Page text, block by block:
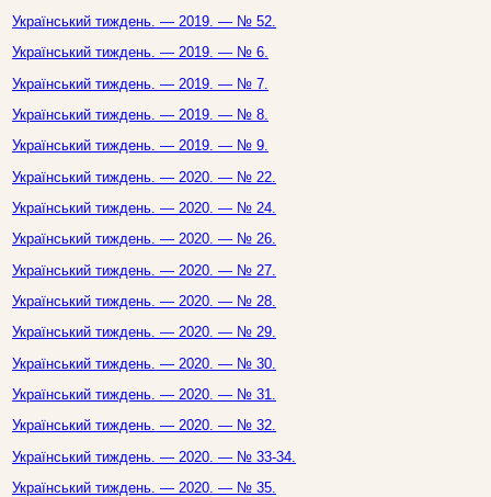
Український тиждень. — 2019. — № 52.
Український тиждень. — 2019. — № 6.
Український тиждень. — 2019. — № 7.
Український тиждень. — 2019. — № 8.
Український тиждень. — 2019. — № 9.
Український тиждень. — 2020. — № 22.
Український тиждень. — 2020. — № 24.
Український тиждень. — 2020. — № 26.
Український тиждень. — 2020. — № 27.
Український тиждень. — 2020. — № 28.
Український тиждень. — 2020. — № 29.
Український тиждень. — 2020. — № 30.
Український тиждень. — 2020. — № 31.
Український тиждень. — 2020. — № 32.
Український тиждень. — 2020. — № 33-34.
Український тиждень. — 2020. — № 35.